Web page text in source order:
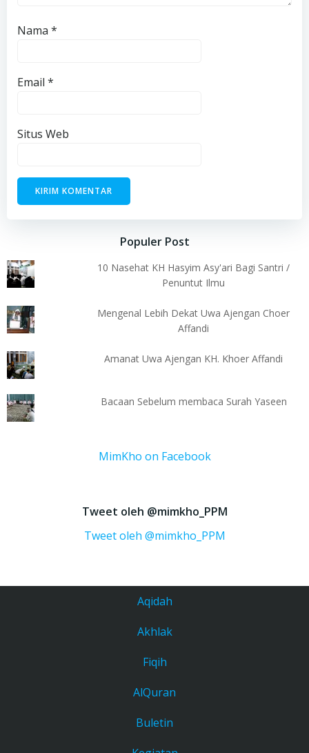
Nama *
Email *
Situs Web
Populer Post
10 Nasehat KH Hasyim Asy'ari Bagi Santri /
Penuntut Ilmu
Mengenal Lebih Dekat Uwa Ajengan Choer
Affandi
Amanat Uwa Ajengan KH. Khoer Affandi
Bacaan Sebelum membaca Surah Yaseen
MimKho on Facebook
Tweet oleh @mimkho_PPM
Tweet oleh @mimkho_PPM
Aqidah
Akhlak
Fiqih
AlQuran
Buletin